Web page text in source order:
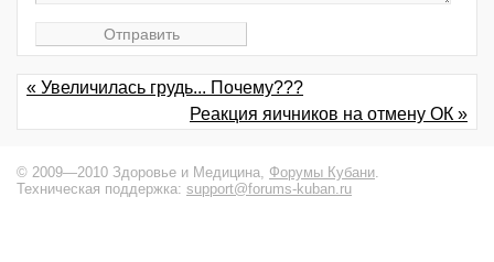
« Увеличилась грудь... Почему???
Реакция яичников на отмену ОК »
© 2009—2010 Здоровье и Медицина, Форумы Кубани
Техническая поддержка: support@forums-kuban.ru